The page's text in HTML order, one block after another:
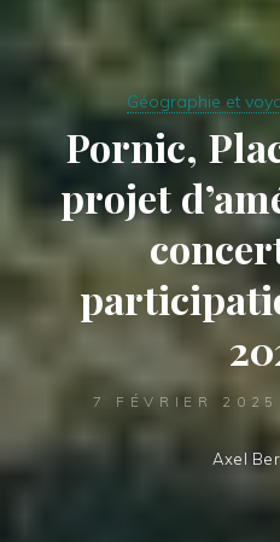
Géographie et
Pornic,
projet
7 FÉVRIER
Axel